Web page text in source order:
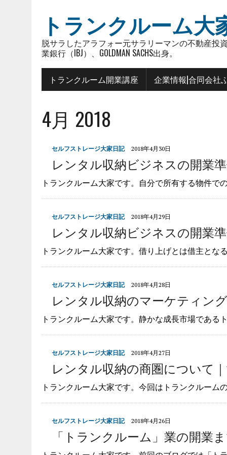
トランクルーム大
脱サラしたアラフォー元サラリーマンの不動産投
業銀行（IBJ）、GOLDMAN SACHS出身。
トランクルーム開業講座 企業情報|合同会社
4月 2018
セルフストレージ大家日記 2018年4月30日
レンタル収納ビジネスの開業準
トランクルーム大家です。自分で所有する物件で
セルフストレージ大家日記 2018年4月29日
レンタル収納ビジネスの開業準
トランクルーム大家です。借り上げとは借主とな
セルフストレージ大家日記 2018年4月28日
レンタル収納のマーケティング
トランクルーム大家です。静かな成長市場である
セルフストレージ大家日記 2018年4月27日
レンタル収納の商圏について｜
トランクルーム大家です。今回はトランクルーム
セルフストレージ大家日記 2018年4月26日
「トランクルーム」業の開業